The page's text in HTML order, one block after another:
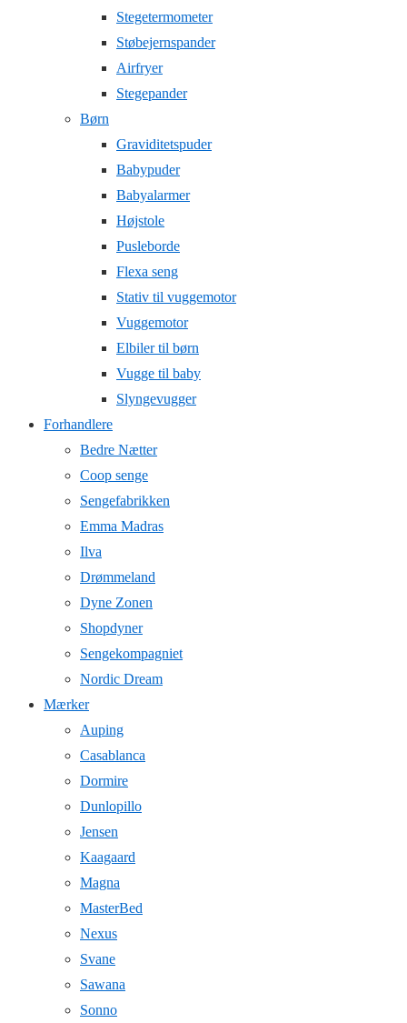
Stegetermometer
Støbejernspander
Airfryer
Stegepander
Børn
Graviditetspuder
Babypuder
Babyalarmer
Højstole
Pusleborde
Flexa seng
Stativ til vuggemotor
Vuggemotor
Elbiler til børn
Vugge til baby
Slyngevugger
Forhandlere
Bedre Nætter
Coop senge
Sengefabrikken
Emma Madras
Ilva
Drømmeland
Dyne Zonen
Shopdyner
Sengekompagniet
Nordic Dream
Mærker
Auping
Casablanca
Dormire
Dunlopillo
Jensen
Kaagaard
Magna
MasterBed
Nexus
Svane
Sawana
Sonno